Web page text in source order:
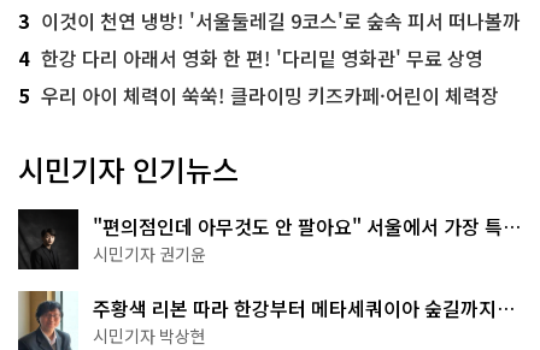
3 이것이 천연 냉방! '서울둘레길 9코스'로 숲속 피서 떠나볼까
4 한강 다리 아래서 영화 한 편! '다리밑 영화관' 무료 상영
5 우리 아이 체력이 쑥쑥! 클라이밍 키즈카페·어린이 체력장
시민기자 인기뉴스
"편의점인데 아무것도 안 팔아요" 서울에서 가장 특별
한 편의점의 정체
시민기자 권기윤
주황색 리본 따라 한강부터 메타세쿼이아 숲길까지…
서울둘레길 15코스
시민기자 박상현